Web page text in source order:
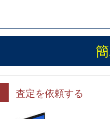
査定を依頼する